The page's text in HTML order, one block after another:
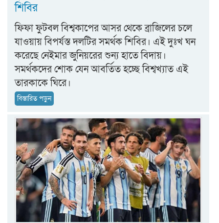
শিবির
ফিফা ফুটবল বিশ্বকাপের আসর থেকে ব্রাজিলের চলে
যাওয়ায় বিপর্যস্ত দলটির সমর্থক শিবির। এই দুঃখ ঘন
করেছে নেইমার জুনিয়রের শুন্য হাতে বিদায়।
সমর্থকদের শোক যেন আবর্তিত হচ্ছে বিশ্বখ্যাত এই
তারকাকে ঘিরে।
বিস্তারিত পড়ুন